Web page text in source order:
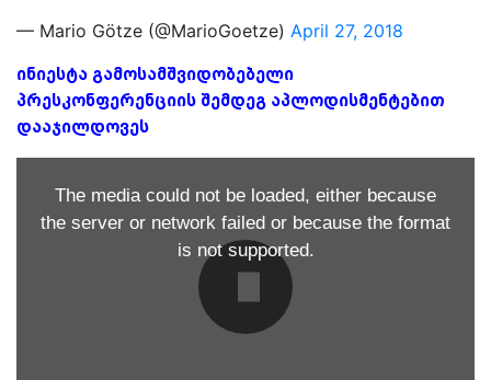
— Mario Götze (@MarioGoetze) April 27, 2018
ინიესტა გამოსამშვიდობებელი
პრესკონფერენციის შემდეგ აპლოდისმენტებით
დააჯილდოვეს
The media could not be loaded, either because
the server or network failed or because the format
is not supported.